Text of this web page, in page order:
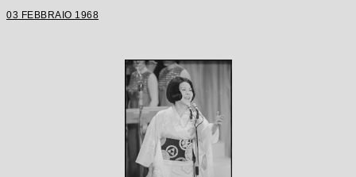
03 FEBBRAIO 1968